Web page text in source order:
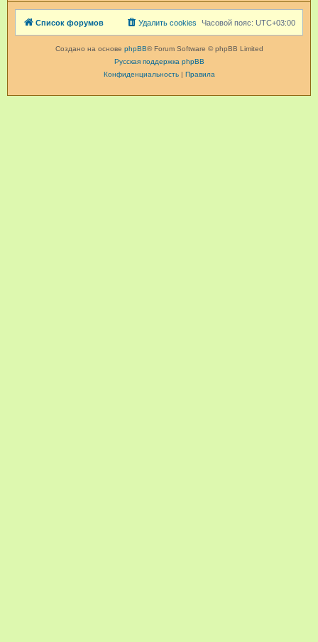
Список форумов Часовой пояс: UTC+03:00
Удалить cookies
Создано на основе phpBB® Forum Software © phpBB Limited
Русская поддержка phpBB
Конфиденциальность| Правила